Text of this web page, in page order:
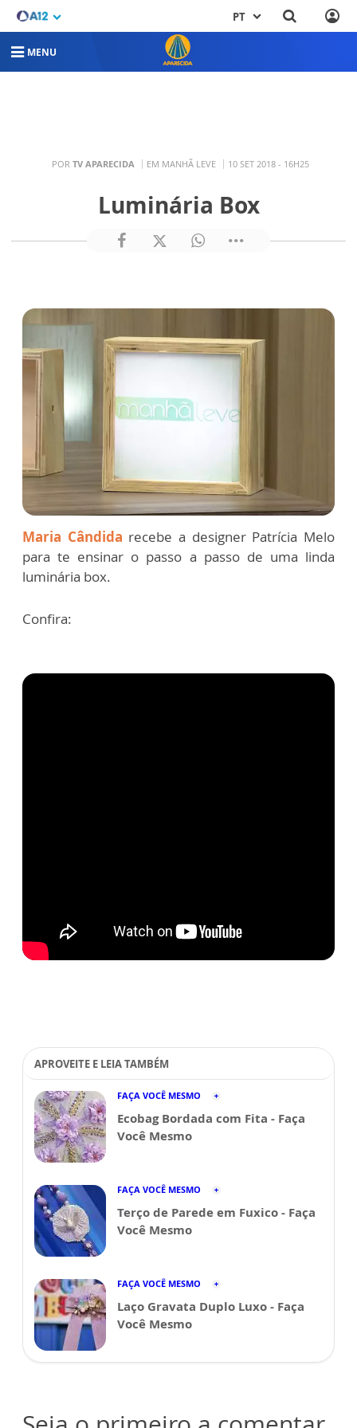
PT
MENU
POR TV APARECIDA EM MANHÃ LEVE 10 SET 2018 - 16H25
Luminária Box
Maria Cândida recebe a designer Patrícia Melo
para te ensinar o passo a passo de uma linda
luminária box.
Confira:
APROVEITE E LEIA TAMBÉM
FAÇA VOCÊ MESMO
Ecobag Bordada com Fita - Faça
Você Mesmo
FAÇA VOCÊ MESMO
Terço de Parede em Fuxico - Faça
Você Mesmo
FAÇA VOCÊ MESMO
Laço Gravata Duplo Luxo - Faça
Você Mesmo